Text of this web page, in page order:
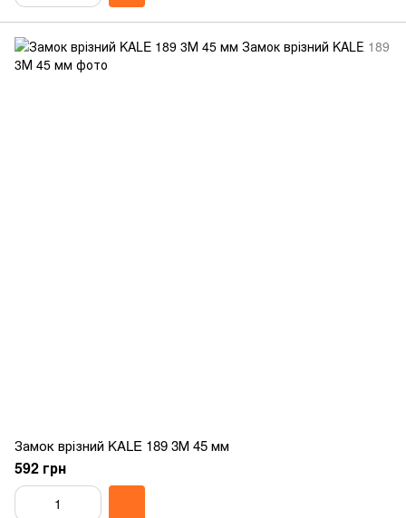
Замок врізний KALE 189 3М 45 мм
592 грн